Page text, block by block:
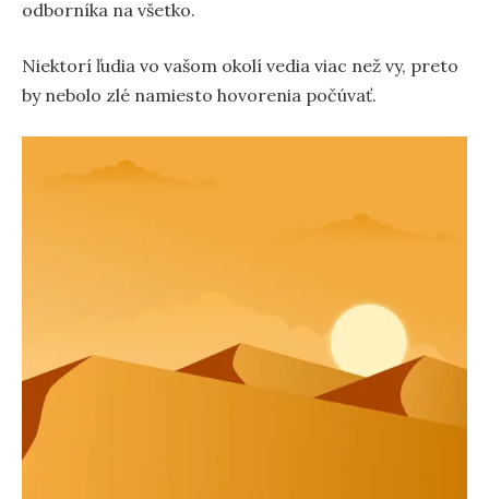
odborníka na všetko.
Niektorí ľudia vo vašom okolí vedia viac než vy, preto
by nebolo zlé namiesto hovorenia počúvať.